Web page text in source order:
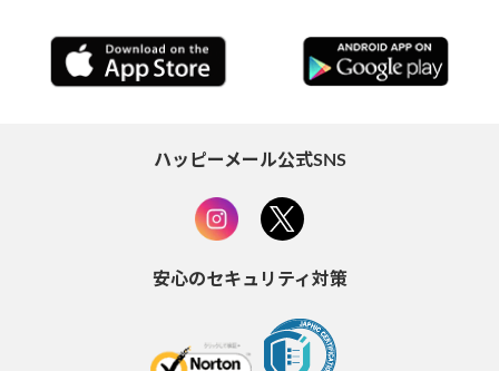
ハッピーメール公式SNS
安心のセキュリティ対策